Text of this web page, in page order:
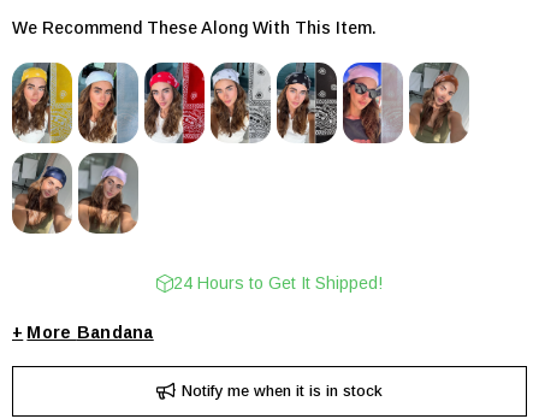
We Recommend These Along With This Item.
24 Hours to Get It Shipped!
+ Bandana
Notify me when it is in stock